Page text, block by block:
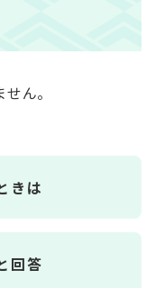
ん。
きは
回答